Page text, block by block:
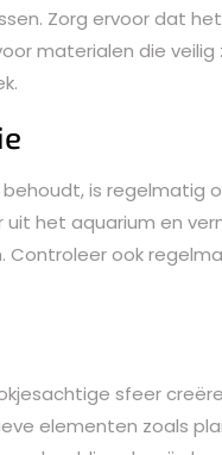
Zorg ervoor dat
materialen die veilig
is regelmatig
het aquarium en
Controleer ook
sfeer
elementen zoals